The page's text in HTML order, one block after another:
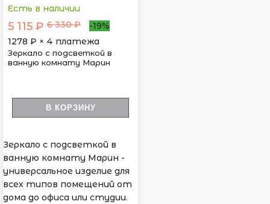
Есть в наличии
5 115 ₽ 6 330 ₽
-19%
1278 ₽ × 4 платежа
Зеркало с подсветкой в
ванную комнату Марин
В КОРЗИНУ
Зеркало с подсветкой в
ванную комнату Марин -
универсальное изделие для
всех типов помещений от
дома до офиса или студии.